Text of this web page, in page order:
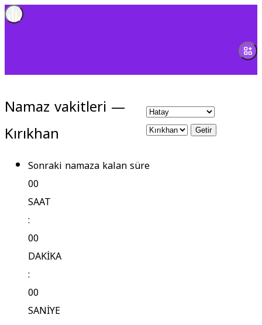
Namaz vakitleri —
Kırıkhan
Getir
Sonraki namaza kalan süre
00
SAAT
:
00
DAKİKA
:
00
SANİYE